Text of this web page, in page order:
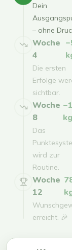
Dein
– ohne
Woche
4
Die ersten
Erfolge
sichtbar.
Woche
8
kg
Das
wird zur
Routine.
Woche
12
erreicht. 🎉